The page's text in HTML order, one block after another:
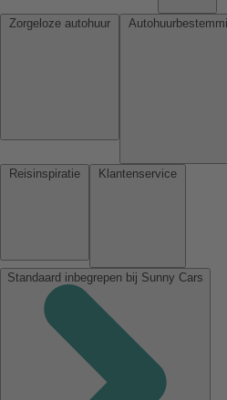
Standaard inbegrepen bij Sunny Cars